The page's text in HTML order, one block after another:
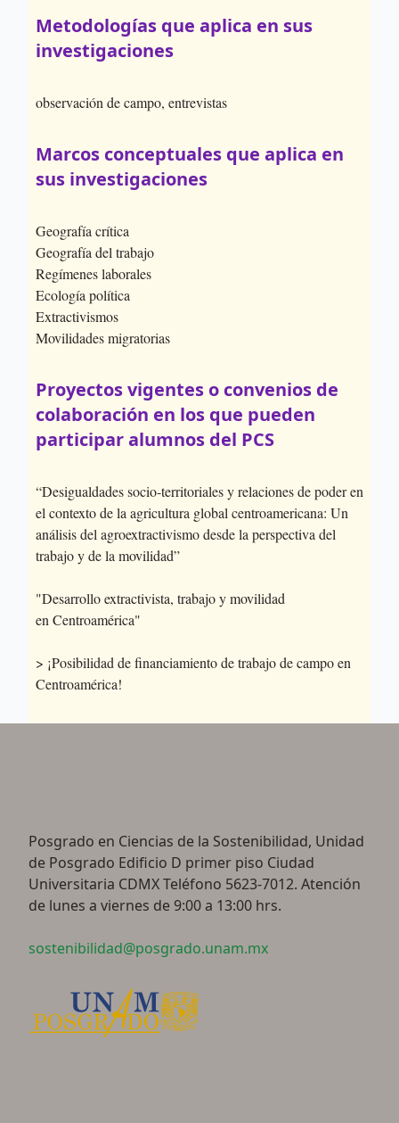
Metodologías que aplica en sus
investigaciones
observación de campo, entrevistas
Marcos conceptuales que aplica en
sus investigaciones
Geografía crítica
Geografía del trabajo
Regímenes laborales
Ecología política
Extractivismos
Movilidades migratorias
Proyectos vigentes o convenios de
colaboración en los que pueden
participar alumnos del PCS
“Desigualdades socio-territoriales y relaciones de poder en
el contexto de la agricultura global centroamericana: Un
análisis del agroextractivismo desde la perspectiva del
trabajo y de la movilidad”
"Desarrollo extractivista, trabajo y movilidad
en Centroamérica"
> ¡Posibilidad de financiamiento de trabajo de campo en
Centroamérica!
Posgrado en Ciencias de la Sostenibilidad, Unidad
de Posgrado Edificio D primer piso Ciudad
Universitaria CDMX Teléfono 5623-7012. Atención
de lunes a viernes de 9:00 a 13:00 hrs.
sostenibilidad@posgrado.unam.mx